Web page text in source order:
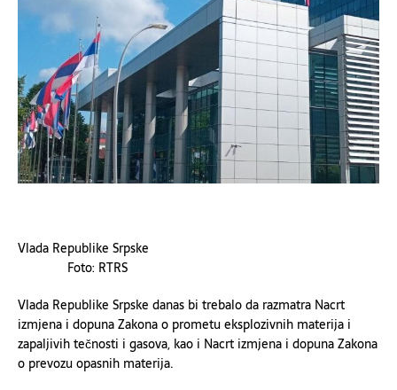
Vlada Republike Srpske
Foto: RTRS
Vlada Republike Srpske danas bi trebalo da razmatra Nacrt
izmjena i dopuna Zakona o prometu eksplozivnih materija i
zapaljivih tečnosti i gasova, kao i Nacrt izmjena i dopuna Zakona
o prevozu opasnih materija.